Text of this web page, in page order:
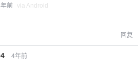
前 via Android
回复
4年前